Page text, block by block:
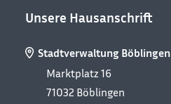
Unsere Hausanschrift
Stadtverwaltung Böblingen
Marktplatz 16
71032 Böblingen